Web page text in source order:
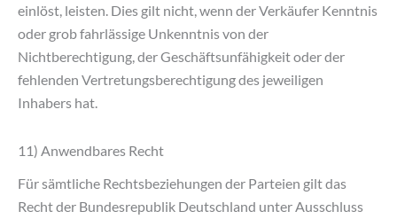
einlöst, leisten. Dies gilt nicht, wenn der Verkäufer Kenntnis
oder grob fahrlässige Unkenntnis von der
Nichtberechtigung, der Geschäftsunfähigkeit oder der
fehlenden Vertretungsberechtigung des jeweiligen
Inhabers hat.
11) Anwendbares Recht
Für sämtliche Rechtsbeziehungen der Parteien gilt das
Recht der Bundesrepublik Deutschland unter Ausschluss